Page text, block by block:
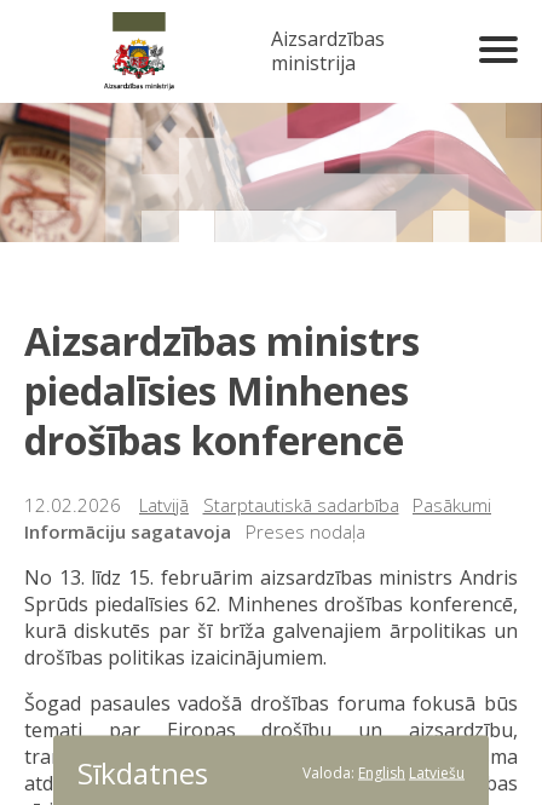
Aizsardzības
ministrija
Aizsardzības ministrs
piedalīsies Minhenes
drošības konferencē
12.02.2026 Latvijā Starptautiskā sadarbība
Pasākumi
Informāciju sagatavoja
Preses nodaļa
No 13. līdz 15. februārim aizsardzības ministrs Andris
Sprūds piedalīsies 62. Minhenes drošības konferencē,
kurā diskutēs par šī brīža galvenajiem ārpolitikas un
drošības politikas izaicinājumiem.
Šogad pasaules vadošā drošības foruma fokusā būs
temati par Eiropas drošību un aizsardzību,
transatlantisko attiecību nākotni, multilaterālisma
atdzīvināšanu un konkurējošas globālās kārtības
Sīkdatnes Valoda: English Latviešu